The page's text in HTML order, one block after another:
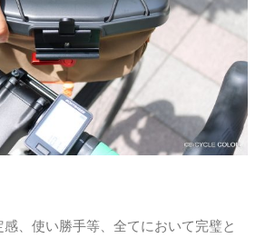
、使い勝手等、全てにおいて完璧と